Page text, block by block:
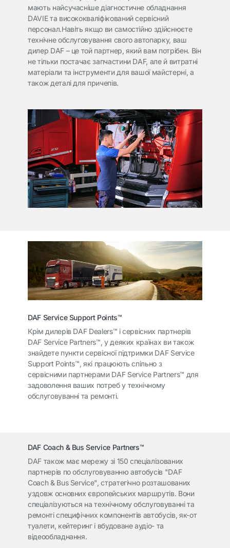
мають найсучасніше діагностичне обладнання
DAVIE та висококваліфікований сервісний
персонал.Навіть якщо ви самостійно здійснюєте
технічне обслуговування свого автопарку, ваш
дилер DAF – це той партнер, який вам потрібен. Він
не тільки постачає запчастини DAF, але й витратні
матеріали та інструменти для вашої майстерні, а
також деталі для причепів.
DAF Service Support Points™
Крім дилерів DAF Dealers™ і сервісних партнерів
DAF Service Partners™, у деяких країнах ви також
знайдете пункти сервісної підтримки DAF Service
Support Points™, які працюють спільно з
сервісними партнерами DAF Service Partners™ для
задоволення ваших потреб у технічному
обслуговуванні та ремонті.
DAF Coach & Bus Service Partners™
DAF також має мережу зі 150 спеціалізованих
партнерів по обслуговуванню автобусів "DAF
Coach & Bus Service", стратегічно розташованих
уздовж основних європейських маршрутів. Вони
спеціалізуються на технічному обслуговуванні та
ремонті специфічних компонентів автобусів, як-от
туалети, кейтеринг і вбудоване аудіо- та
відеообладнання.